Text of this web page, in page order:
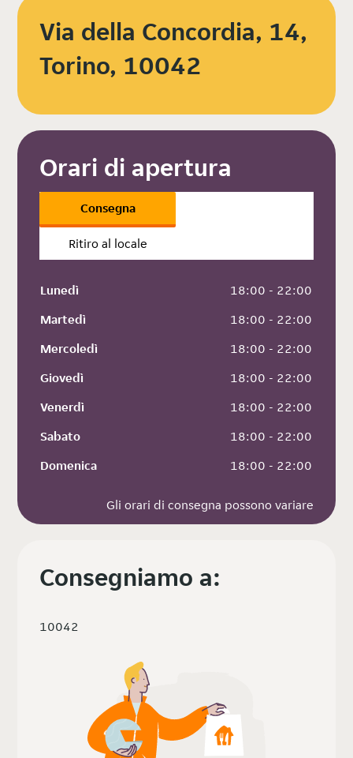
Via della Concordia, 14,
Torino, 10042
Orari di apertura
Consegna
Ritiro al locale
Lunedì
18:00 - 22:00
Martedì
18:00 - 22:00
Mercoledì
18:00 - 22:00
Giovedì
18:00 - 22:00
Venerdì
18:00 - 22:00
Sabato
18:00 - 22:00
Domenica
18:00 - 22:00
Gli orari di consegna possono variare
Consegniamo a:
10042